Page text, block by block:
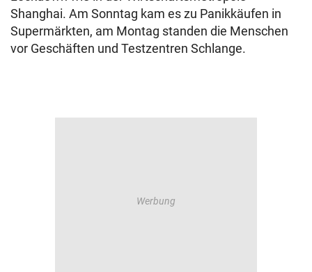
Shanghai. Am Sonntag kam es zu Panikkäufen in
Supermärkten, am Montag standen die Menschen
vor Geschäften und Testzentren Schlange.